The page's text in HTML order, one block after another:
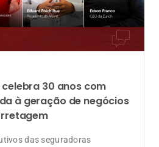
30 anos com
à geração de negócios
das seguradoras